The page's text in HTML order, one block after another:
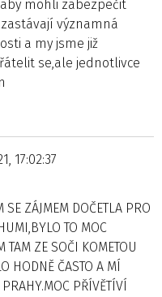
mohli zabezpečit
významná
a my jsme již
se,ale jednotlivce
17:02:37
SE ZÁJMEM DOČETLA PRO
TO MOC
TAM ZE SOČI KOMETOU
HODNĚ ČASTO A MÍ
PŘÍVĚTÍVÍ